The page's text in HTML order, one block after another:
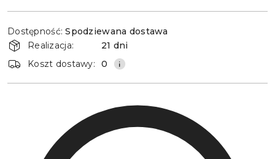
i
dostawa
Dostępność: Spodziewana dostawa
Realizacja:
21 dni
Koszt dostawy:
0